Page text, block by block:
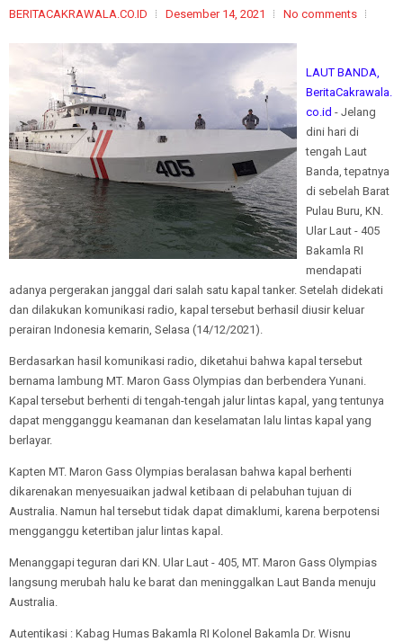
BERITACAKRAWALA.CO.ID Desember 14, 2021 No comments
LAUT BANDA,
BeritaCakrawala.
co.id - Jelang
dini hari di
tengah Laut
Banda, tepatnya
di sebelah Barat
Pulau Buru, KN.
Ular Laut - 405
Bakamla RI
mendapati
adanya pergerakan janggal dari salah satu kapal tanker. Setelah didekati
dan dilakukan komunikasi radio, kapal tersebut berhasil diusir keluar
perairan Indonesia kemarin, Selasa (14/12/2021).
Berdasarkan hasil komunikasi radio, diketahui bahwa kapal tersebut
bernama lambung MT. Maron Gass Olympias dan berbendera Yunani.
Kapal tersebut berhenti di tengah-tengah jalur lintas kapal, yang tentunya
dapat mengganggu keamanan dan keselamatan lalu lintas kapal yang
berlayar.
Kapten MT. Maron Gass Olympias beralasan bahwa kapal berhenti
dikarenakan menyesuaikan jadwal ketibaan di pelabuhan tujuan di
Australia. Namun hal tersebut tidak dapat dimaklumi, karena berpotensi
mengganggu ketertiban jalur lintas kapal.
Menanggapi teguran dari KN. Ular Laut - 405, MT. Maron Gass Olympias
langsung merubah halu ke barat dan meninggalkan Laut Banda menuju
Australia.
Autentikasi : Kabag Humas Bakamla RI Kolonel Bakamla Dr. Wisnu